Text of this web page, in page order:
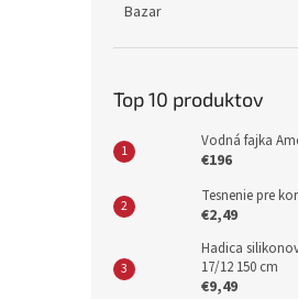
Bazar
Top 10 produktov
Vodná fajka
€196
Tesnenie pre
€2,49
Hadica
17/12 150 cm
€9,49